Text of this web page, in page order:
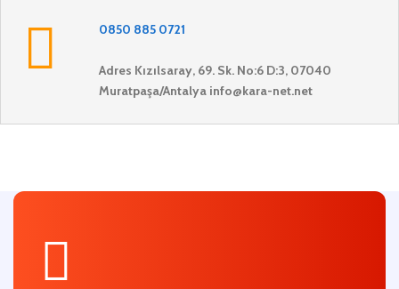
0850 885 0721
Adres Kızılsaray, 69. Sk. No:6 D:3, 07040
Muratpaşa/Antalya info@kara-net.net